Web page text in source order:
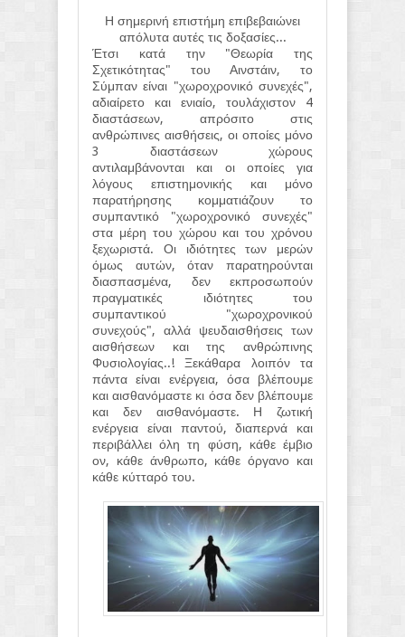
Η σημερινή επιστήμη επιβεβαιώνει
απόλυτα αυτές τις δοξασίες...
Έτσι κατά την "Θεωρία της
Σχετικότητας" του Αινστάιν, το
Σύμπαν είναι "χωροχρονικό συνεχές",
αδιαίρετο και ενιαίο, τουλάχιστον 4
διαστάσεων, απρόσιτο στις
ανθρώπινες αισθήσεις, οι οποίες μόνο
3 διαστάσεων χώρους
αντιλαμβάνονται και οι οποίες για
λόγους επιστημονικής και μόνο
παρατήρησης κομματιάζουν το
συμπαντικό "χωροχρονικό συνεχές"
στα μέρη του χώρου και του χρόνου
ξεχωριστά. Οι ιδιότητες των μερών
όμως αυτών, όταν παρατηρούνται
διασπασμένα, δεν εκπροσωπούν
πραγματικές ιδιότητες του
συμπαντικού "χωροχρονικού
συνεχούς", αλλά ψευδαισθήσεις των
αισθήσεων και της ανθρώπινης
Φυσιολογίας..! Ξεκάθαρα λοιπόν τα
πάντα είναι ενέργεια, όσα βλέπουμε
και αισθανόμαστε κι όσα δεν βλέπουμε
και δεν αισθανόμαστε. Η ζωτική
ενέργεια είναι παντού, διαπερνά και
περιβάλλει όλη τη φύση, κάθε έμβιο
ον, κάθε άνθρωπο, κάθε όργανο και
κάθε κύτταρό του.